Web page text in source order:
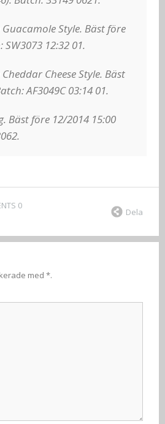
Style. Bäst före
SW3073 12:32 01.
Cheese Style. Bäst
AF3049C 03:14 01.
Bäst före 12/2014 15:00
0
Dela
med *.